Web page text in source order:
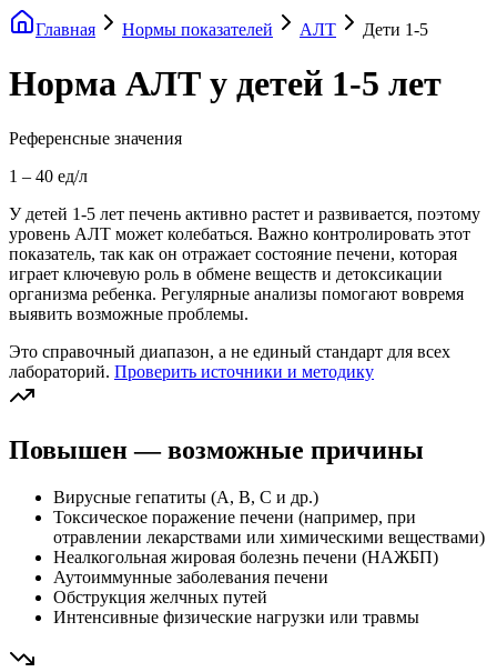
Главная Нормы показателей АЛТ Дети 1-5
Норма АЛТ у детей 1-5 лет
Референсные значения
1 – 40 ед/л
У детей 1-5 лет печень активно растет и развивается, поэтому
уровень АЛТ может колебаться. Важно контролировать этот
показатель, так как он отражает состояние печени, которая
играет ключевую роль в обмене веществ и детоксикации
организма ребенка. Регулярные анализы помогают вовремя
выявить возможные проблемы.
Это справочный диапазон, а не единый стандарт для всех
лабораторий. Проверить источники и методику
Повышен — возможные причины
Вирусные гепатиты (А, В, С и др.)
Токсическое поражение печени (например, при
отравлении лекарствами или химическими веществами)
Неалкогольная жировая болезнь печени (НАЖБП)
Аутоиммунные заболевания печени
Обструкция желчных путей
Интенсивные физические нагрузки или травмы